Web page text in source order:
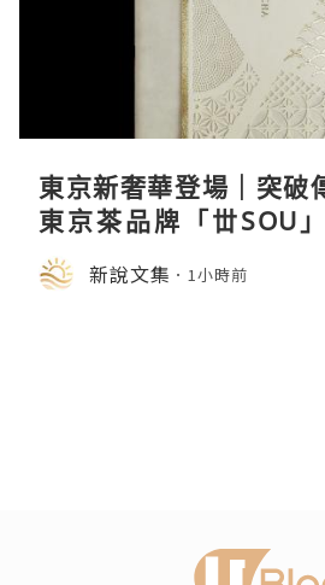
東京新奢華登場｜突破
東京茶品牌「丗SOU
展首度亮相
新說文集 1小時前